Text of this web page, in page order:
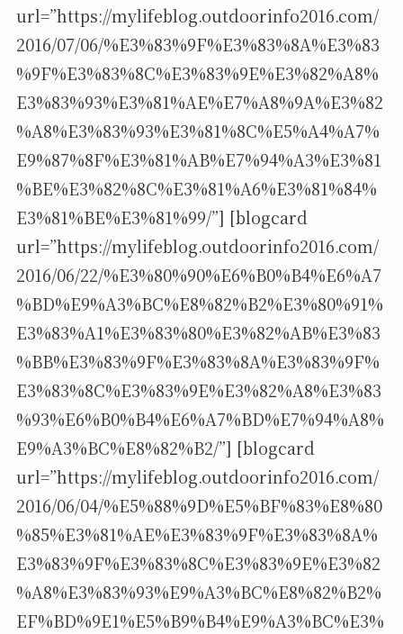
url=”https://mylifeblog.outdoorinfo2016.com/
2016/07/06/%E3%83%9F%E3%83%8A%E3%83
%9F%E3%83%8C%E3%83%9E%E3%82%A8%
E3%83%93%E3%81%AE%E7%A8%9A%E3%82
%A8%E3%83%93%E3%81%8C%E5%A4%A7%
E9%87%8F%E3%81%AB%E7%94%A3%E3%81
%BE%E3%82%8C%E3%81%A6%E3%81%84%
E3%81%BE%E3%81%99/”] [blogcard
url=”https://mylifeblog.outdoorinfo2016.com/
2016/06/22/%E3%80%90%E6%B0%B4%E6%A7
%BD%E9%A3%BC%E8%82%B2%E3%80%91%
E3%83%A1%E3%83%80%E3%82%AB%E3%83
%BB%E3%83%9F%E3%83%8A%E3%83%9F%
E3%83%8C%E3%83%9E%E3%82%A8%E3%83
%93%E6%B0%B4%E6%A7%BD%E7%94%A8%
E9%A3%BC%E8%82%B2/”] [blogcard
url=”https://mylifeblog.outdoorinfo2016.com/
2016/06/04/%E5%88%9D%E5%BF%83%E8%80
%85%E3%81%AE%E3%83%9F%E3%83%8A%
E3%83%9F%E3%83%8C%E3%83%9E%E3%82
%A8%E3%83%93%E9%A3%BC%E8%82%B2%
EF%BD%9E1%E5%B9%B4%E9%A3%BC%E3%